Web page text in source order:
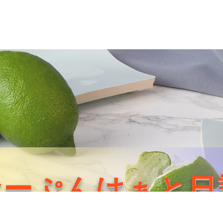
ぷんはぁと